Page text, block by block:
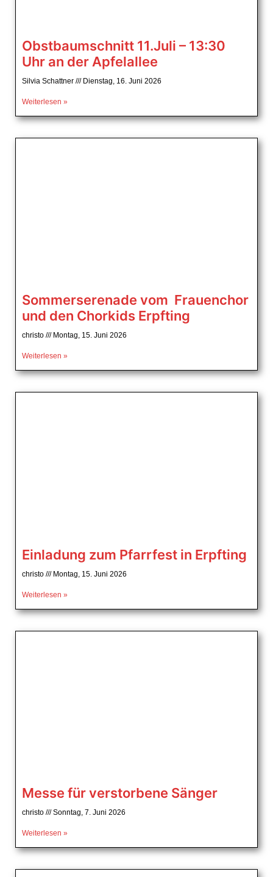
Obstbaumschnitt 11.Juli – 13:30
Uhr an der Apfelallee
Silvia Schattner Dienstag, 16. Juni 2026
Weiterlesen »
Sommerserenade vom Frauenchor
und den Chorkids Erpfting
christo Montag, 15. Juni 2026
Weiterlesen »
Einladung zum Pfarrfest in Erpfting
christo Montag, 15. Juni 2026
Weiterlesen »
Messe für verstorbene Sänger
christo Sonntag, 7. Juni 2026
Weiterlesen »